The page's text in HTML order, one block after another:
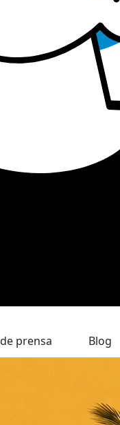
prensa Blog